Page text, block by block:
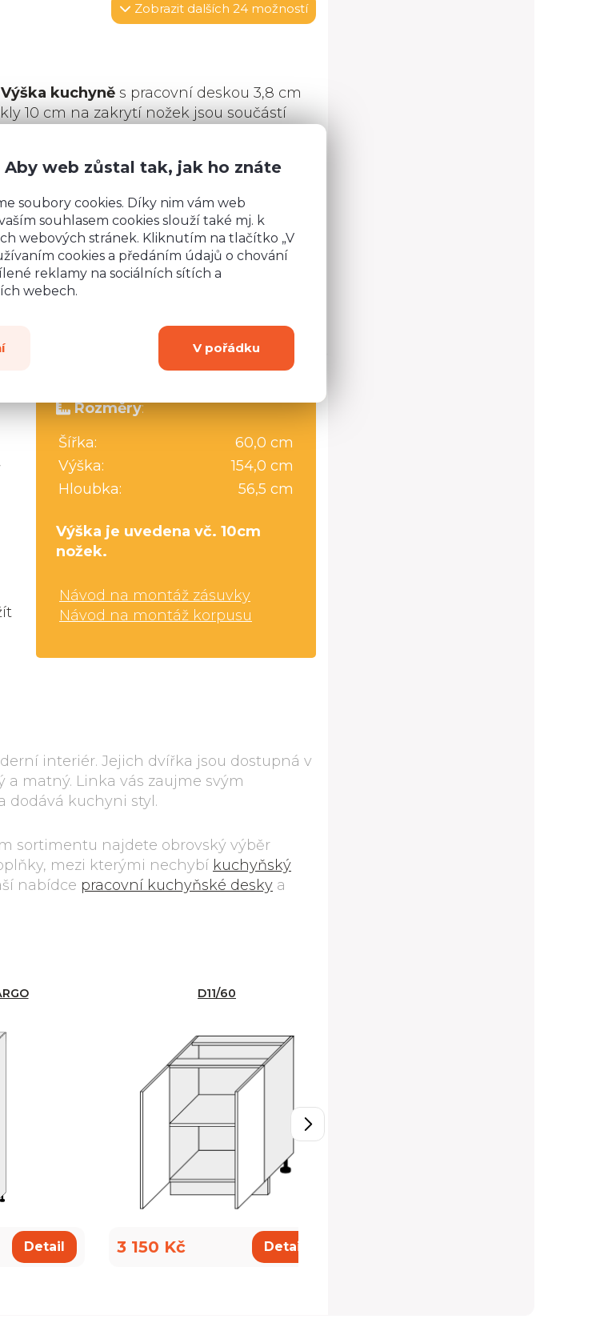
Zobrazit dalších 24 možností
Výška kuchyně s pracovní deskou 3,8 cm
10 cm na zakrytí nožek jsou součástí
kvůli výrobě soklů na míru.
Máte dotaz?
Rozměry:
Šířka:
60,0 cm
Výška:
154,0 cm
Hloubka:
56,5 cm
Výška je uvedena vč. 10cm
nožek.
Návod na montáž zásuvky
Návod na montáž korpusu
interiér. Jejich dvířka jsou dostupná v
matný. Linka vás zaujme svým
dodává kuchyni styl.
sortimentu najdete obrovský výběr
mezi kterými nechybí kuchyňský
nabídce pracovní kuchyňské desky a
Detail
D11/60
3 150 Kč Detail
web zůstal tak, jak ho znáte
soubory cookies. Díky nim vám web
souhlasem cookies slouží také mj. k
webových stránek. Kliknutím na tlačítko „V
cookies a předáním údajů o chování
reklamy na sociálních sítích a
webech.
V pořádku